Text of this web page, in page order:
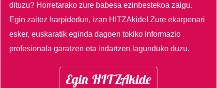
dituzu? Horretarako zure babesa ezinbestekoa zaigu.
Egin zaitez harpidedun, izan HITZAkide!Zure ekarpenari
esker, euskaratik eginda dagoen tokiko informazio
profesionala garatzen eta indartzen lagunduko duzu.
Egin HITZAkide